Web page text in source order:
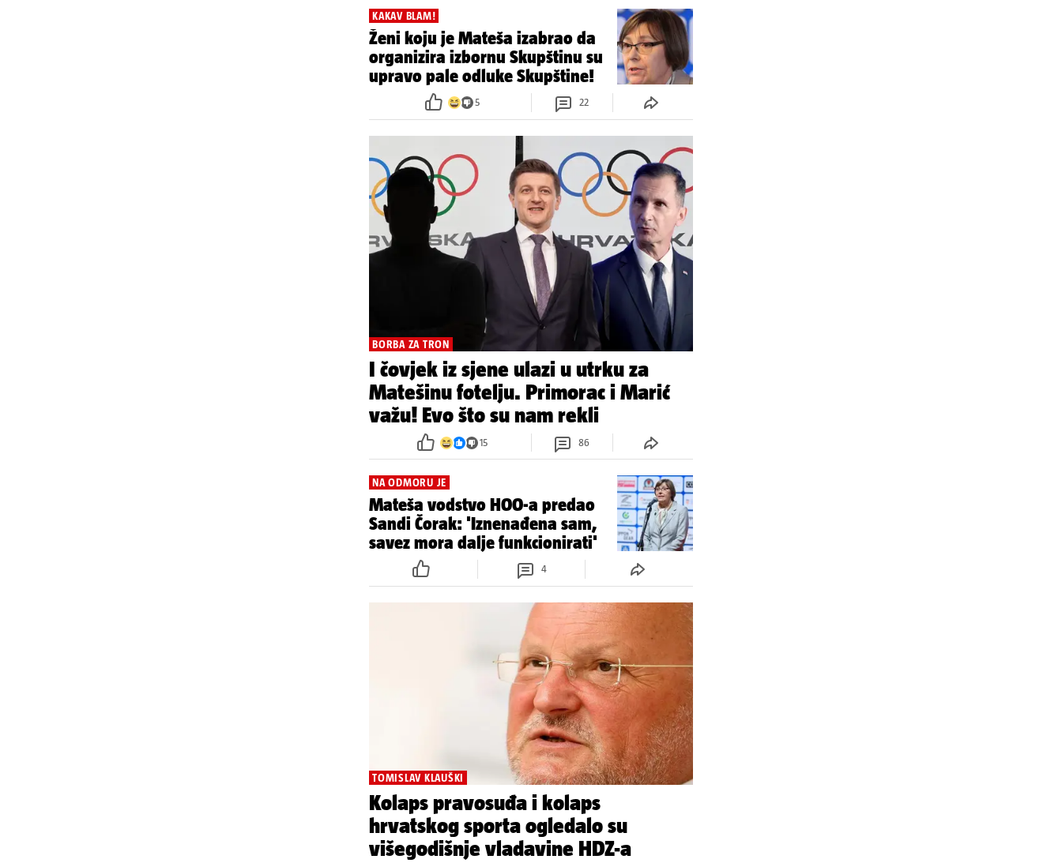
KAKAV BLAM!
Ženi koju je Mateša izabrao da
organizira izbornu Skupštinu su
upravo pale odluke Skupštine!
5 22
BORBA ZA TRON
I čovjek iz sjene ulazi u utrku za
Matešinu fotelju. Primorac i Marić
važu! Evo što su nam rekli
15 86
NA ODMORU JE
Mateša vodstvo HOO-a predao
Sandi Čorak: 'Iznenađena sam,
savez mora dalje funkcionirati'
4
TOMISLAV KLAUŠKI
Kolaps pravosuđa i kolaps
hrvatskog sporta ogledalo su
višegodišnje vladavine HDZ-a